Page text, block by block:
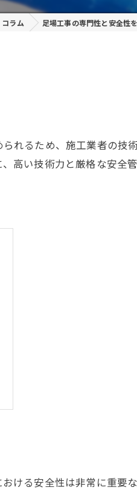
コラム 足場工事の専門性と安全性
れるため、施工業者の技
高い技術力と厳格な安全
ける安全性は非常に重要